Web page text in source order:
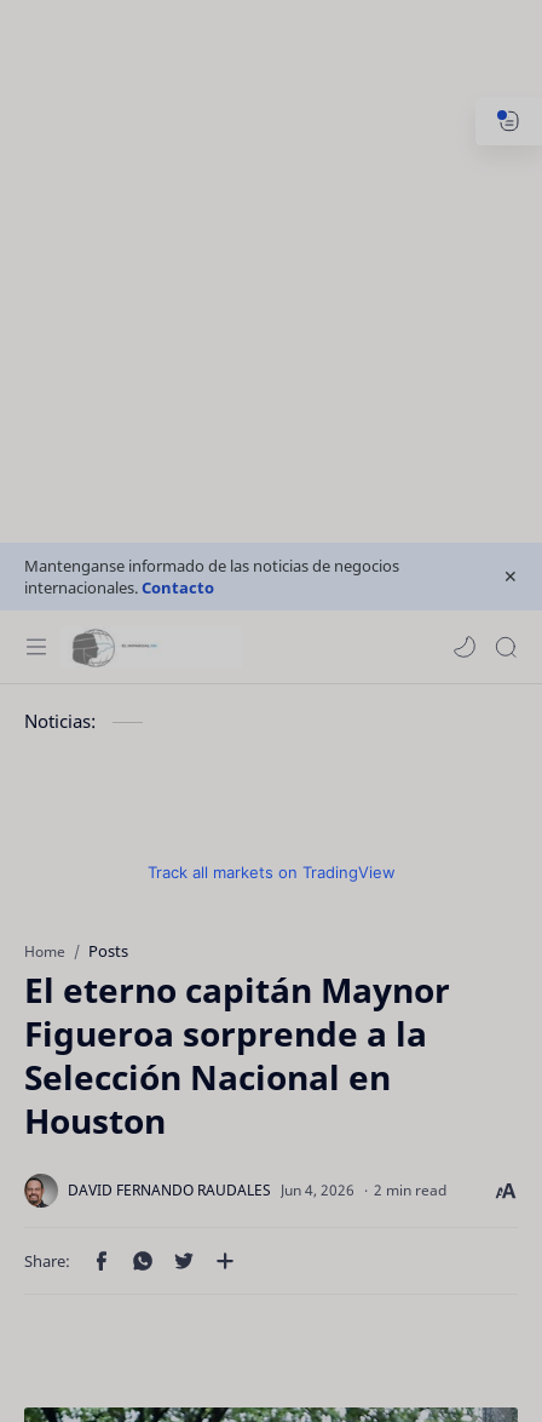
Mantenganse informado de las noticias de negocios
internacionales.Contacto
Noticias:
Track all markets on TradingView
Home Posts
El eterno capitán Maynor
Figueroa sorprende a la
Selección Nacional en
Houston
2 min read